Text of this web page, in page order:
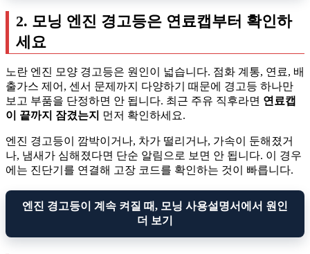
2. 모닝 엔진 경고등은 연료캡부터 확인하
세요
노란 엔진 모양 경고등은 원인이 넓습니다. 점화 계통, 연료, 배
출가스 제어, 센서 문제까지 다양하기 때문에 경고등 하나만
보고 부품을 단정하면 안 됩니다. 최근 주유 직후라면 연료캡
이 끝까지 잠겼는지
먼저 확인하세요.
엔진 경고등이 깜박이거나, 차가 떨리거나, 가속이 둔해졌거
나, 냄새가 심해졌다면 단순 알림으로 보면 안 됩니다. 이 경우
에는 진단기를 연결해 고장 코드를 확인하는 것이 빠릅니다.
엔진 경고등이 계속 켜질 때, 모닝 사용설명서에서 원인
더 보기